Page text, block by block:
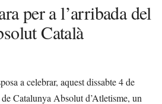
per a l’arribada del
Català
a celebrar, aquest dissabte 4 de
Catalunya Absolut d’Atletisme, un